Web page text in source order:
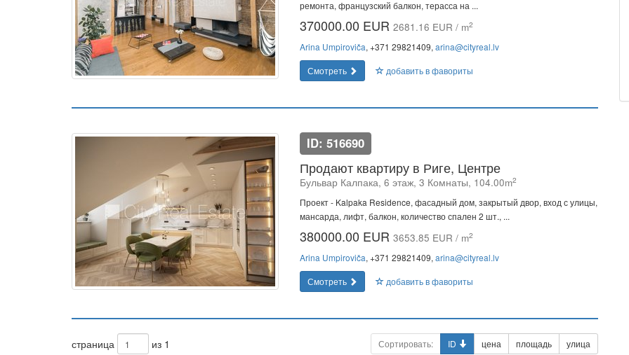
ремонта, французский балкон, терасса на ...
370000.00 EUR 2681.16 EUR / m2
Arina Umpiroviča, +371 29821409, arina@cityreal.lv
Смотреть
добавить в фавориты
ID: 516690
Продают квартиру в Риге, Центре
Бульвар Калпака, 6 этаж, 3 Комнаты, 104.00m2
Проект - Kalpaka Residence, фасадный дом, закрытый двор, вход с улицы,
мансарда, лифт, балкон, количество спален 2 шт., ...
380000.00 EUR 3653.85 EUR / m2
Arina Umpiroviča, +371 29821409, arina@cityreal.lv
Смотреть
добавить в фавориты
страница из 1 Сортировать: ID цена площадь улица